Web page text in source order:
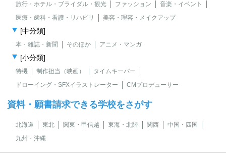
旅行・ホテル・ブライダル・観光 ファッション
音楽・イベント
医療・歯科・看護・リハビリ
美容・理容・メイクアップ
[中分類]
本・雑誌・新聞 そのほか アニメ・マンガ
[小分類]
特機 制作担当（映画）
タイムキーパー
ドローイング・SFXイラストレーター
CMプロデューサー
資料・願書請求できる学校をさがす
北海道 東北 関東・甲信越 東海・北陸 関西
中国・四国
九州・沖縄